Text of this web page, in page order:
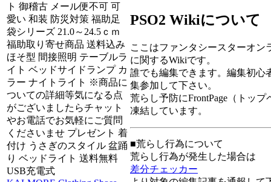
ト 御稽古 メール便不可 可
愛い 和装 防災対策 福助足
袋シリーズ 21.0～24.5ｃｍ
福助取り寄せ商品 送料込み
ほそ型 間接照明 テーブルラ
イト ベッドサイドランプ カ
ラー ナイトライト ※商品に
ついての詳細等気になる点
がございましたらチャット
やお電話でお気軽にご質問
くださいませ プレゼント 着
付け うさぎのスタイル 盆踊
り ベッドライト 送料無料
USB充電式
PSO2 Wikiについて
ここはファンタシースターオン
に関するWikiです。
誰でも編集できます。編集初心
集参加して下さい。
荒らし予防にFrontPage（トップ
凍結しています。
■荒らし行為について
荒らし行為が発生した場合は
差分チェッカー